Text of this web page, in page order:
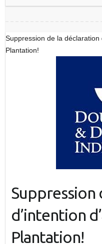
Suppression de la déclaration
Plantation!
Suppression
d’intention
Plantation!